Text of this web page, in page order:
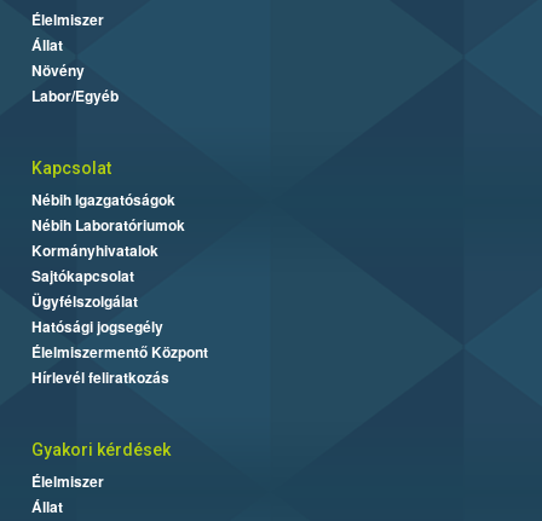
Élelmiszer
Állat
Növény
Labor/Egyéb
Kapcsolat
Nébih Igazgatóságok
Nébih Laboratóriumok
Kormányhivatalok
Sajtókapcsolat
Ügyfélszolgálat
Hatósági jogsegély
Élelmiszermentő Központ
Hírlevél feliratkozás
Gyakori kérdések
Élelmiszer
Állat